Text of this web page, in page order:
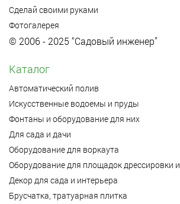
Сделай своими руками
Фотогалерея
© 2006 - 2025 “Садовый инженер”
Каталог
Автоматический полив
Искусственные водоемы и пруды
Фонтаны и оборудование для них
Для сада и дачи
Оборудование для воркаута
Оборудование для площадок дрессировки
Декор для сада и интерьера
Брусчатка, тратуарная плитка